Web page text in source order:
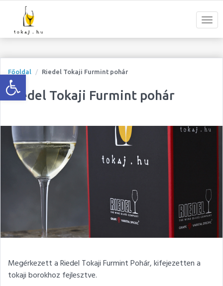
Open toolbar
Főoldal Riedel Tokaji Furmint pohár
Riedel Tokaji Furmint pohár
Megérkezett a Riedel Tokaji Furmint Pohár, kifejezetten a
tokaji borokhoz fejlesztve.